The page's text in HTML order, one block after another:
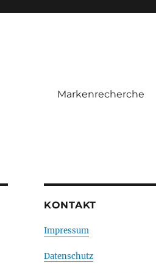
Markenrecherche
KONTAKT
Impressum
Datenschutz